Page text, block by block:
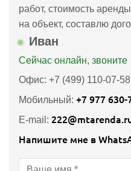
работ, стоимость
на объект, составлю
Иван
Сейчас онлайн, звоните
Офис: +7 (499) 110-07-58
Мобильный: +7 977 630-
E-mail:
Напишите мне в